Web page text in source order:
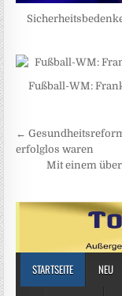
Fußball-WM:
←
erfolglos waren
Mit einem